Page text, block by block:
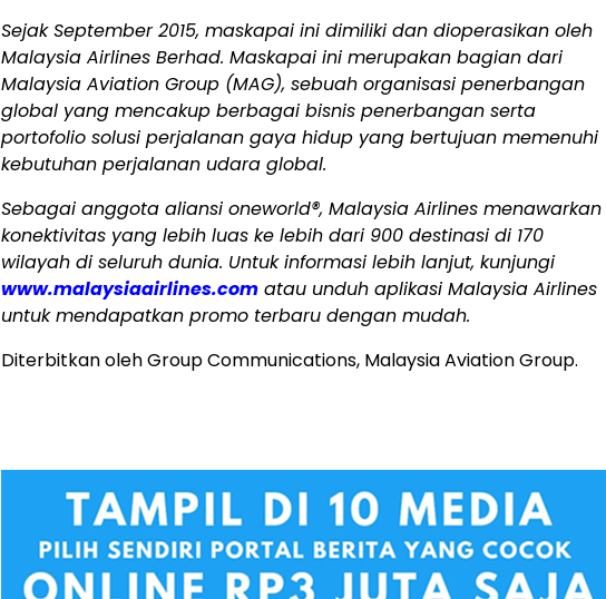
Sejak September 2015, maskapai ini dimiliki dan dioperasikan oleh
Malaysia Airlines Berhad. Maskapai ini merupakan bagian dari
Malaysia Aviation Group (MAG), sebuah organisasi penerbangan
global yang mencakup berbagai bisnis penerbangan serta
portofolio solusi perjalanan gaya hidup yang bertujuan memenuhi
kebutuhan perjalanan udara global.
Sebagai anggota aliansi oneworld®, Malaysia Airlines menawarkan
konektivitas yang lebih luas ke lebih dari 900 destinasi di 170
wilayah di seluruh dunia. Untuk informasi lebih lanjut, kunjungi
www.malaysiaairlines.com atau unduh aplikasi Malaysia Airlines
untuk mendapatkan promo terbaru dengan mudah.
Diterbitkan oleh Group Communications, Malaysia Aviation Group.